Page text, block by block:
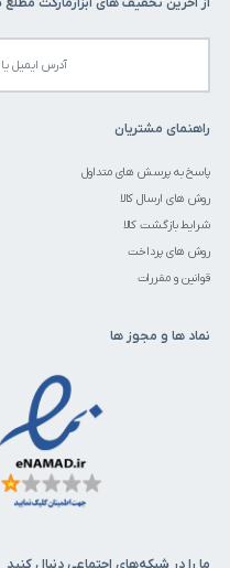
از آخرین تخفیف های ابزارمارکت
راهنمای مشتریان
پاسخ به پرسش های متداول
روش های ارسال کالا
شرایط بازگشت کالا
روش های پرداخت
قوانین و مقررات
نماد ها و مجوز ها